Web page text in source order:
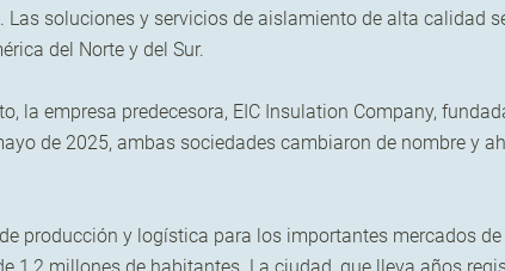
soluciones y servicios de aislamiento de alta calidad
del Norte y del Sur.
la empresa predecesora, EIC Insulation Company,
de 2025, ambas sociedades cambiaron de nombre y
producción y logística para los importantes mercados de